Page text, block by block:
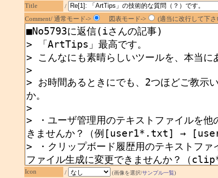
Title
/
Comment/ 通常モード->
図表モード-> (適当に改行して下
Icon / (画像を選択/サンプル一覧)